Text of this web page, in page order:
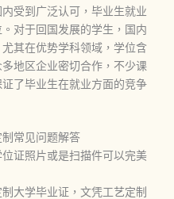
受到广泛认可，毕业生就业
对于回国发展的学生，国内
其在优势学科领域，学位含
地区企业密切合作，不少课
了毕业生在就业方面的竞争
常见问题解答
证照片或是扫描件可以完美
大学毕业证，文凭工艺定制